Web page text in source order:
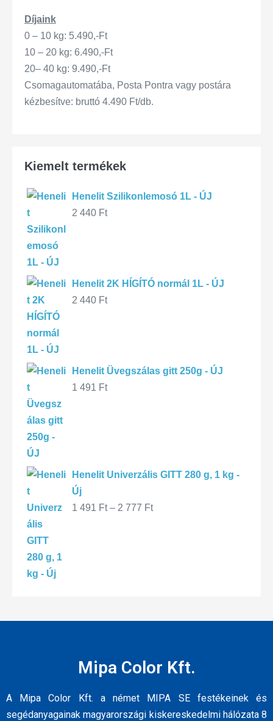
Díjaink
0 – 10 kg: 5.490,-Ft
10 – 20 kg: 6.490,-Ft
20– 40 kg: 9.490,-Ft
Csomagautomatába, Posta Pontra vagy postára
kézbesítve: bruttó 4.490 Ft/db.
Kiemelt termékek
Henelit Szilikonlemosó 1L - ÚJ
2 440 Ft
Henelit 2K HÍGÍTÓ normál 1L - ÚJ
2 440 Ft
Henelit Üvegszálas gitt 250g - ÚJ
1 491 Ft
Henelit Univerzális GITT 280 g, 1 kg -
Új
1 491 Ft – 2 777 Ft
Mipa Color Kft.
A Mipa Color Kft. a német MIPA SE festékeinek és
segédanyagainak magyarországi kiskereskedelmi hálózata 8